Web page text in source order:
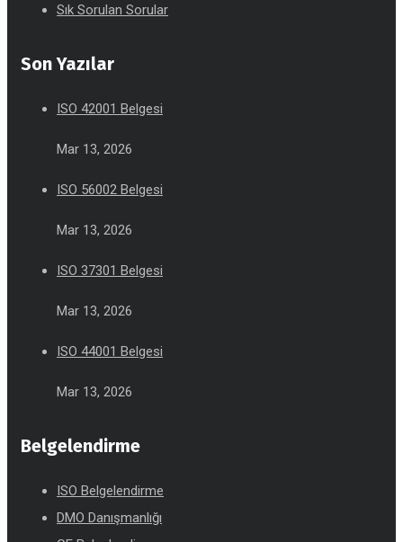
Sık Sorulan Sorular
Son Yazılar
ISO 42001 Belgesi
Mar 13, 2026
ISO 56002 Belgesi
Mar 13, 2026
ISO 37301 Belgesi
Mar 13, 2026
ISO 44001 Belgesi
Mar 13, 2026
Belgelendirme
ISO Belgelendirme
DMO Danışmanlığı